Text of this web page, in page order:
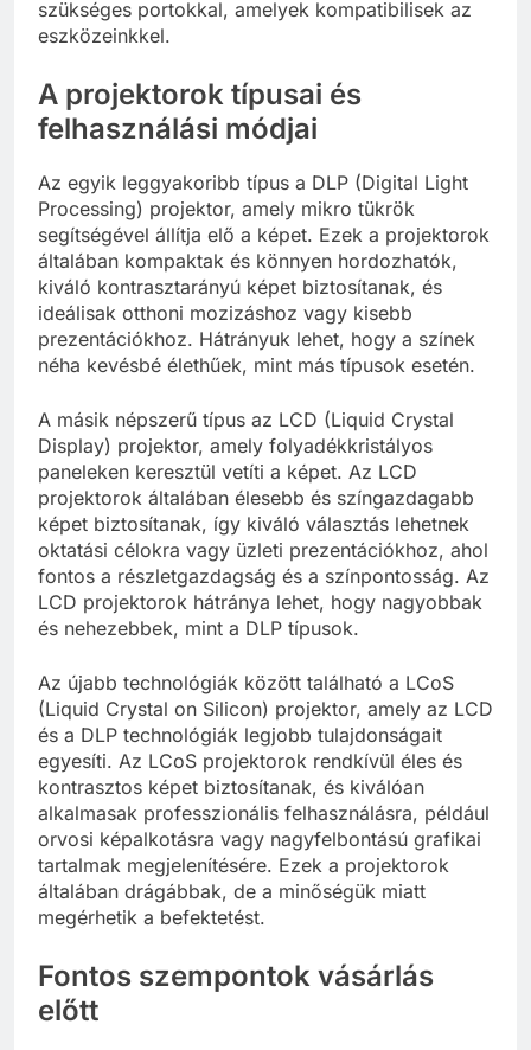
szükséges portokkal, amelyek kompatibilisek az
eszközeinkkel.
A projektorok típusai és
felhasználási módjai
Az egyik leggyakoribb típus a DLP (Digital Light
Processing) projektor, amely mikro tükrök
segítségével állítja elő a képet. Ezek a projektorok
általában kompaktak és könnyen hordozhatók,
kiváló kontrasztarányú képet biztosítanak, és
ideálisak otthoni mozizáshoz vagy kisebb
prezentációkhoz. Hátrányuk lehet, hogy a színek
néha kevésbé élethűek, mint más típusok esetén.
A másik népszerű típus az LCD (Liquid Crystal
Display) projektor, amely folyadékkristályos
paneleken keresztül vetíti a képet. Az LCD
projektorok általában élesebb és színgazdagabb
képet biztosítanak, így kiváló választás lehetnek
oktatási célokra vagy üzleti prezentációkhoz, ahol
fontos a részletgazdagság és a színpontosság. Az
LCD projektorok hátránya lehet, hogy nagyobbak
és nehezebbek, mint a DLP típusok.
Az újabb technológiák között található a LCoS
(Liquid Crystal on Silicon) projektor, amely az LCD
és a DLP technológiák legjobb tulajdonságait
egyesíti. Az LCoS projektorok rendkívül éles és
kontrasztos képet biztosítanak, és kiválóan
alkalmasak professzionális felhasználásra, például
orvosi képalkotásra vagy nagyfelbontású grafikai
tartalmak megjelenítésére. Ezek a projektorok
általában drágábbak, de a minőségük miatt
megérhetik a befektetést.
Fontos szempontok vásárlás
előtt